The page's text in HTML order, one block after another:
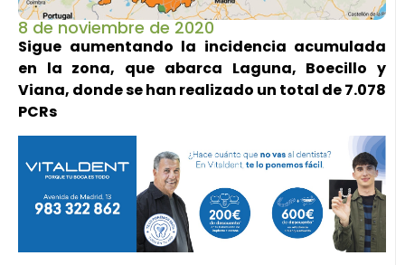
8 de noviembre de 2020
Sigue aumentando la incidencia acumulada
en la zona, que abarca Laguna, Boecillo y
Viana, donde se han realizado un total de 7.078
PCRs